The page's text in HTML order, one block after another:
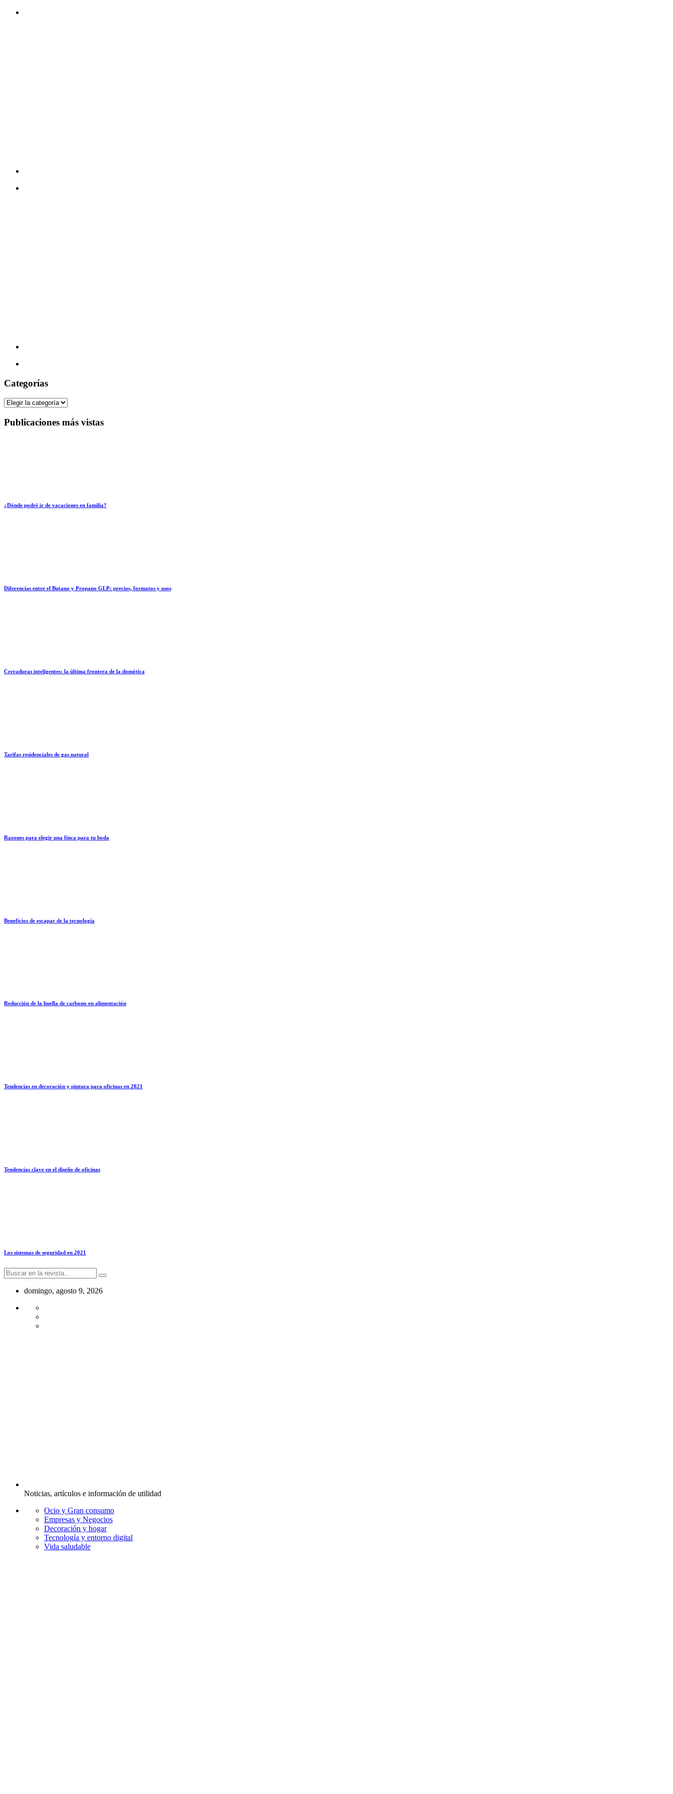
Categorías
Categorías
Publicaciones más vistas
¿Dónde podré ir de vacaciones en familia?
Diferencias entre el Butano y Propano GLP: precios, formatos y usos
Cerraduras inteligentes: la última frontera de la domótica
Tarifas residenciales de gas natural
Razones para elegir una finca para tu boda
Beneficios de escapar de la tecnología
Reducción de la huella de carbono en alimentación
Tendencias en decoración y pintura para oficinas en 2021
Tendencias clave en el diseño de oficinas
Los sistemas de seguridad en 2021
domingo, agosto 9, 2026
Noticias, artículos e información de utilidad
Ocio y Gran consumo
Empresas y Negocios
Decoración y hogar
Tecnología y entorno digital
Vida saludable